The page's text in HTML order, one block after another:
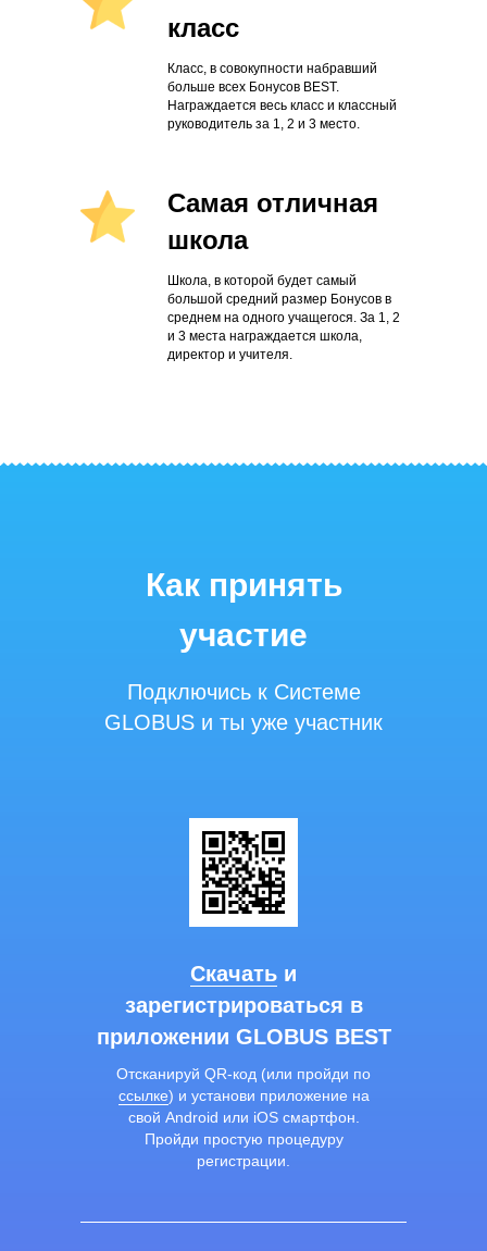
Класс, в совокупности набравший
больше всех Бонусов BEST.
Награждается весь класс и классный
руководитель за 1, 2 и 3 место.
Школа, в которой будет самый
большой средний размер Бонусов в
среднем на одного учащегося. За 1, 2
и 3 места награждается школа,
директор и учителя.
класс
Самая отличная
школа
Отсканируй QR-код (или пройди по
ссылке) и установи приложение на
свой Android или iOS смартфон.
Пройди простую процедуру
регистрации.
Скачать и
зарегистрироваться в
приложении GLOBUS BEST
Как принять
участие
Подключись к Системе
GLOBUS и ты уже участник